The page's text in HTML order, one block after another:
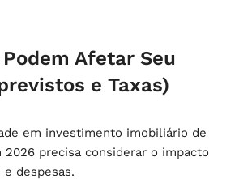
Afetar Seu
e Taxas)
em investimento imobiliário de
2026 precisa considerar o impacto
despesas.